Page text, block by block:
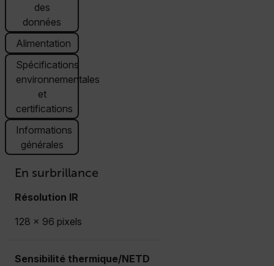
des
données
Alimentation
Spécifications
environnementales
et
certifications
Informations
générales
En surbrillance
Résolution IR
128 x 96 pixels
Sensibilité thermique/NETD